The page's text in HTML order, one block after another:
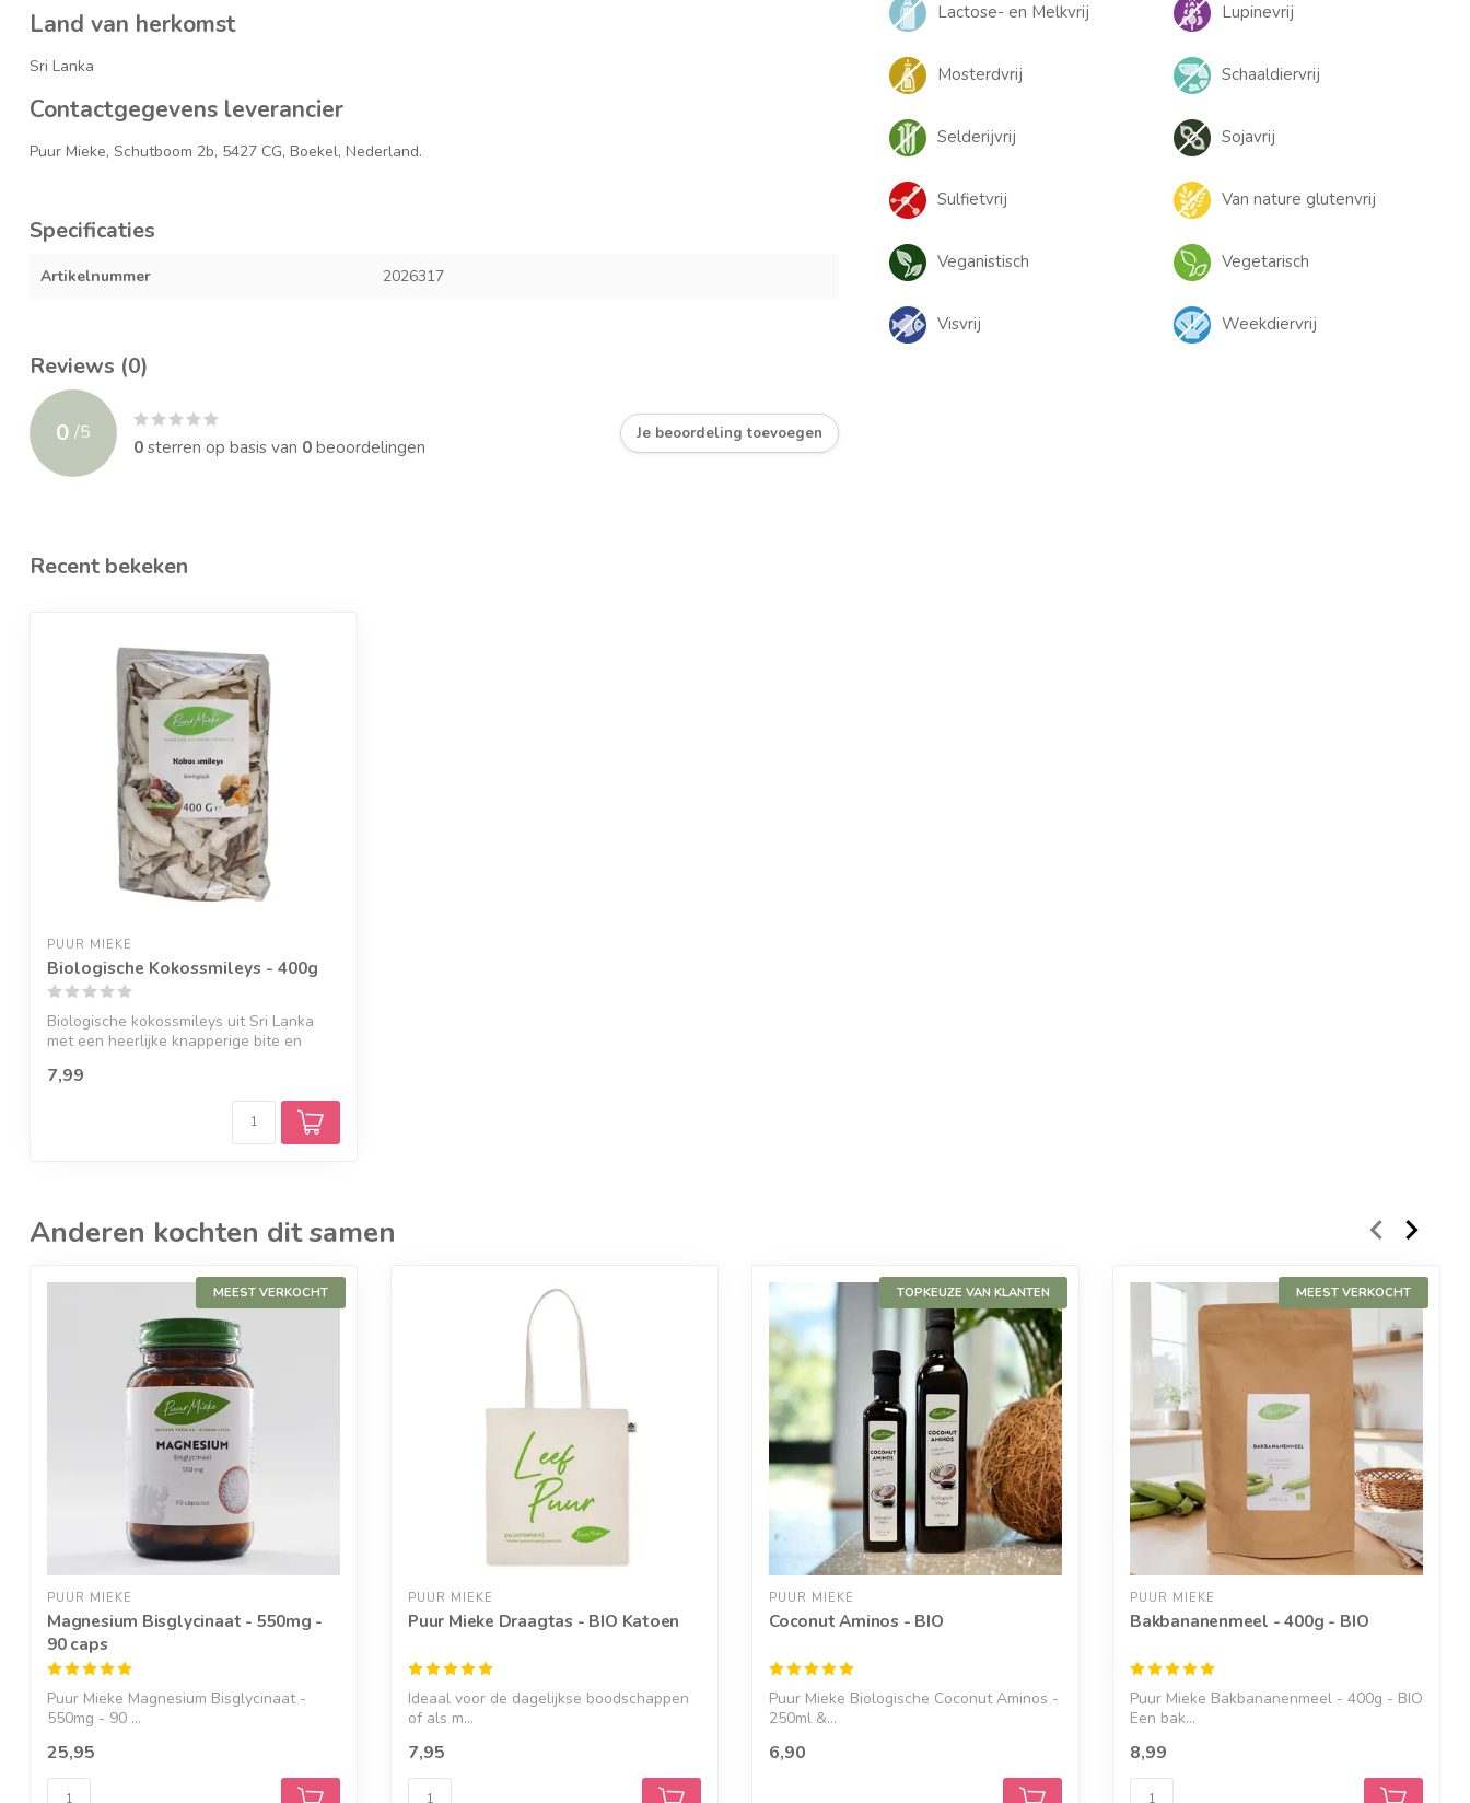
Land van herkomst
Sri Lanka
Contactgegevens leverancier
Puur Mieke, Schutboom 2b, 5427 CG, Boekel, Nederland.
Specificaties
Artikelnummer 2026317
Reviews (0)
0 /5
0sterren op basis van 0beoordelingen
Je beoordeling toevoegen
Lactose- en Melkvrij Lupinevrij
Mosterdvrij Schaaldiervrij
Selderijvrij Sojavrij
Sulfietvrij Van nature glutenvrij
Veganistisch Vegetarisch
Visvrij Weekdiervrij
Recent bekeken
PUUR MIEKE
Biologische Kokossmileys - 400g
Biologische kokossmileys uit Sri Lanka
met een heerlijke knapperige bite en
7,99
Anderen kochten dit samen
MEEST VERKOCHT
PUUR MIEKE
Magnesium Bisglycinaat - 550mg -
90 caps
Puur Mieke Magnesium Bisglycinaat -
550mg - 90 ...
25,95
PUUR MIEKE
Puur Mieke Draagtas - BIO Katoen
Ideaal voor de dagelijkse boodschappen
of als m...
7,95
TOPKEUZE VAN KLANTEN
PUUR MIEKE
Coconut Aminos - BIO
Puur Mieke Biologische Coconut Aminos -
250ml &...
6,90
MEEST VERKOCHT
PUUR MIEKE
Bakbananenmeel - 400g - BIO
Puur Mieke Bakbananenmeel - 400g - BIO
Een bak...
8,99